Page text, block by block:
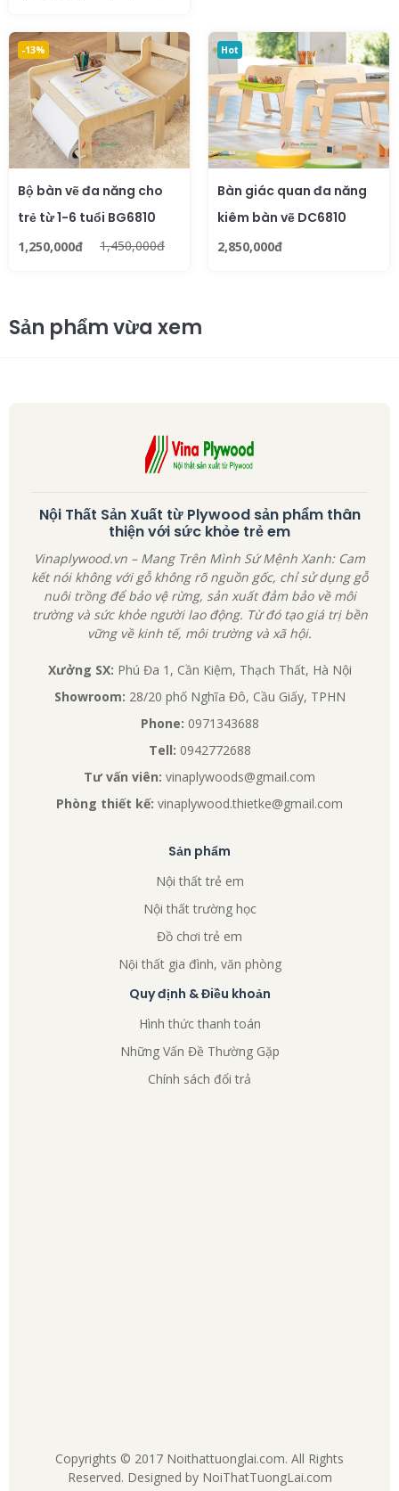
-13%
Bộ bàn vẽ đa năng cho
trẻ từ 1-6 tuổi BG6810
1,250,000đ 1,450,000đ
Hot
Bàn giác quan đa năng
kiêm bàn vẽ DC6810
2,850,000đ
Sản phẩm vừa xem
Nội Thất Sản Xuất từ Plywood sản phẩm thân
thiện với sức khỏe trẻ em
Vinaplywood.vn – Mang Trên Mình Sứ Mệnh Xanh: Cam
kết nói không với gỗ không rõ nguồn gốc, chỉ sử dụng gỗ
nuôi trồng để bảo vệ rừng, sản xuất đảm bảo về môi
trường và sức khỏe người lao động. Từ đó tạo giá trị bền
vững về kinh tế, môi trường và xã hội.
Xưởng SX: Phú Đa 1, Cần Kiệm, Thạch Thất, Hà Nội
Showroom: 28/20 phố Nghĩa Đô, Cầu Giấy, TPHN
Phone: 0971343688
Tell: 0942772688
Tư vấn viên: vinaplywoods@gmail.com
Phòng thiết kế: vinaplywood.thietke@gmail.com
Sản phẩm
Nội thất trẻ em
Nội thất trường học
Đồ chơi trẻ em
Nội thất gia đình, văn phòng
Quy định & Điều khoản
Hình thức thanh toán
Những Vấn Đề Thường Gặp
Chính sách đổi trả
Copyrights © 2017 Noithattuonglai.com. All Rights
Reserved. Designed by NoiThatTuongLai.com